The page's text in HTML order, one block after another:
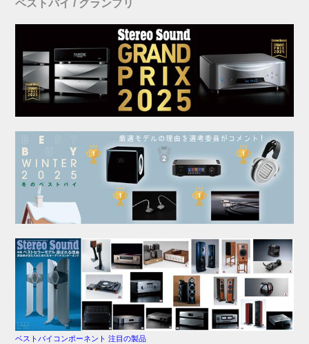
ベストバイ / グランプリ
ベストバイコンポーネント 注目の製品